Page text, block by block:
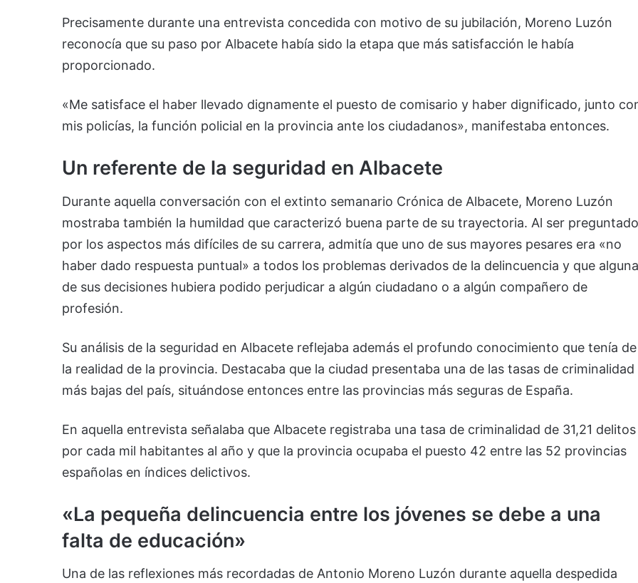
Precisamente durante una entrevista concedida con motivo de su jubilación, Moreno Luzón
reconocía que su paso por Albacete había sido la etapa que más satisfacción le había
proporcionado.
«Me satisface el haber llevado dignamente el puesto de comisario y haber dignificado, junto
mis policías, la función policial en la provincia ante los ciudadanos», manifestaba entonces.
Un referente de la seguridad en Albacete
Durante aquella conversación con el extinto semanario Crónica de Albacete, Moreno Luzón
mostraba también la humildad que caracterizó buena parte de su trayectoria. Al ser preguntado
por los aspectos más difíciles de su carrera, admitía que uno de sus mayores pesares era «no
haber dado respuesta puntual» a todos los problemas derivados de la delincuencia y que alguna
de sus decisiones hubiera podido perjudicar a algún ciudadano o a algún compañero de
profesión.
Su análisis de la seguridad en Albacete reflejaba además el profundo conocimiento que tenía de
la realidad de la provincia. Destacaba que la ciudad presentaba una de las tasas de criminalidad
más bajas del país, situándose entonces entre las provincias más seguras de España.
En aquella entrevista señalaba que Albacete registraba una tasa de criminalidad de 31,21 delitos
por cada mil habitantes al año y que la provincia ocupaba el puesto 42 entre las 52 provincias
españolas en índices delictivos.
«La pequeña delincuencia entre los jóvenes se debe a una
falta de educación»
Una de las reflexiones más recordadas de Antonio Moreno Luzón durante aquella despedida